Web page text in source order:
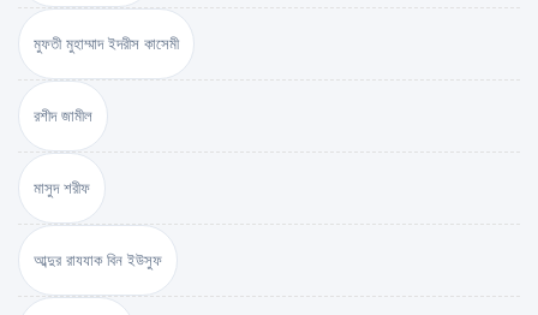
মুফতী মুহাম্মাদ ইদরীস কাসেমী
রশীদ জামীল
মাসুদ শরীফ
আব্দুর রাযযাক বিন ইউসুফ